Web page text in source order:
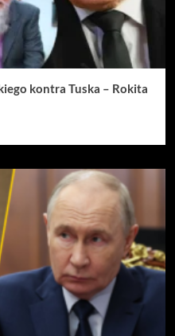
kontra Tuska – Rokita